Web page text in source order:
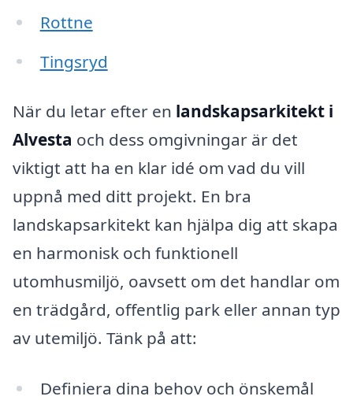
Rottne
Tingsryd
När du letar efter en landskapsarkitekt i
Alvesta och dess omgivningar är det
viktigt att ha en klar idé om vad du vill
uppnå med ditt projekt. En bra
landskapsarkitekt kan hjälpa dig att skapa
en harmonisk och funktionell
utomhusmiljö, oavsett om det handlar om
en trädgård, offentlig park eller annan typ
av utemiljö. Tänk på att:
Definiera dina behov och önskemål